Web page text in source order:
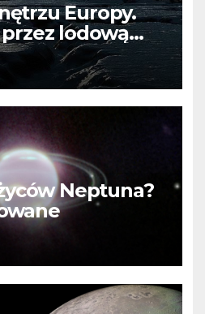
Europy.
lodową
Neptuna?